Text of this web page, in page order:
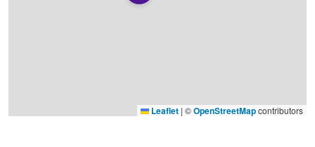
Leaflet | ©OpenStreetMapcontributors